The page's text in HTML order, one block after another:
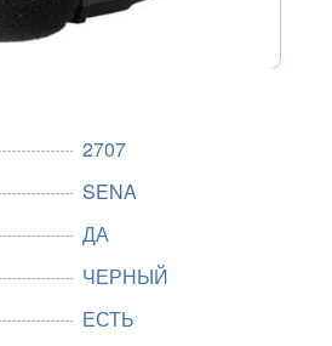
2707
SENA
ДА
ЧЕРНЫЙ
ЕСТЬ